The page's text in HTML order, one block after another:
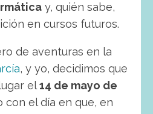
y, quién sabe,
en cursos futuros.
de aventuras en la
, y yo, decidimos que
el14 de mayo de
con el día en que, en